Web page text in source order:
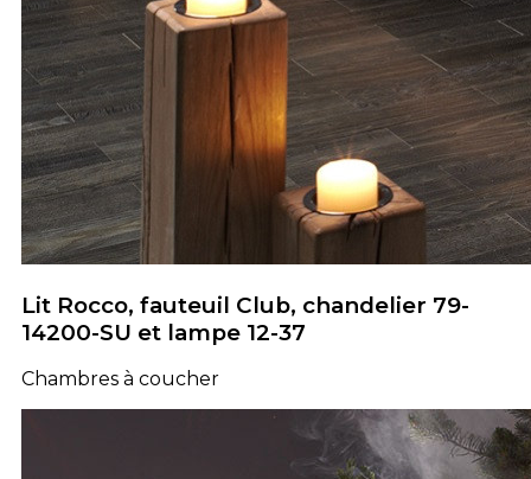
Lit Rocco, fauteuil Club, chandelier 79-
14200-SU et lampe 12-37
Chambres à coucher